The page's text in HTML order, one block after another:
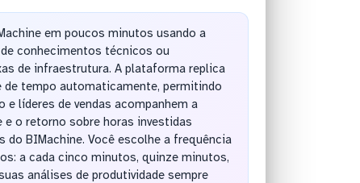
em poucos minutos usando a
conhecimentos técnicos ou
de infraestrutura. A plataforma replica
de tempo automaticamente, permitindo
e líderes de vendas acompanhem a
e o retorno sobre horas investidas
do BIMachine. Você escolhe a frequência
a cada cinco minutos, quinze minutos,
análises de produtividade sempre